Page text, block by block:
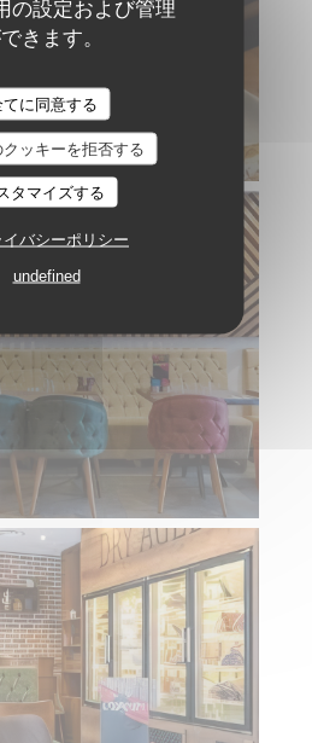
の設定および管理
きます。
てに同意する
ッキーを拒否する
タマイズする
イバシーポリシー
undefined